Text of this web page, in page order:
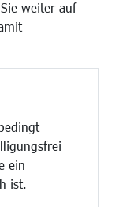
weiter auf
ein
ist.